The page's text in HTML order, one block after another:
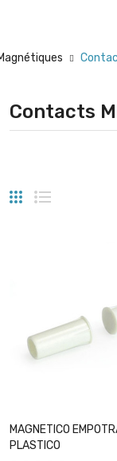
Contacts
+ Ajouter Au
MAGNETICO
PLASTICO